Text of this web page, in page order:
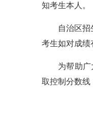
知考生本人。
自治区
考生如对成绩
为帮助
取控制分数线